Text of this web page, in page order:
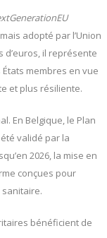
adopté par l’Union
d’euros, il représente
membres en vue
et plus résiliente.
En Belgique, le Plan
validé par la
2026, la mise en
conçues pour
bénéficient de